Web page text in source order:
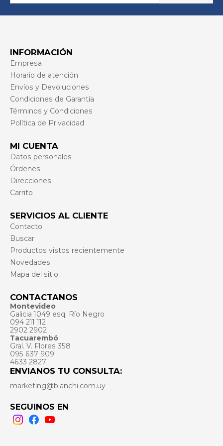
INFORMACIÓN
Empresa
Horario de atención
Envíos y Devoluciones
Condiciones de Garantía
Términos y Condiciones
Política de Privacidad
MI CUENTA
Datos personales
Órdenes
Direcciones
Carrito
SERVICIOS AL CLIENTE
Contacto
Buscar
Productos vistos recientemente
Novedades
Mapa del sitio
CONTACTANOS
Montevideo
Galicia 1049 esq. Río Negro
094 211 112
2902 2902
Tacuarembó
Gral. V. Flores 358
095 637 909
4633 2827
ENVIANOS TU CONSULTA:
marketing@bianchi.com.uy
SEGUINOS EN
Instagram
FacebookYoutube